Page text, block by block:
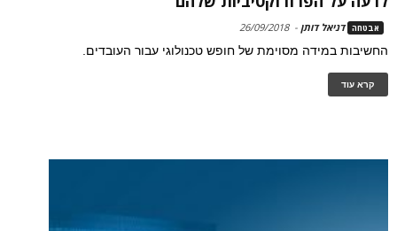
אבטחה דניאל דותן -
26/09/2018
החשיבות במידה מסוימת של חופש טכנולוגי עבור העובדים.
קרא עוד